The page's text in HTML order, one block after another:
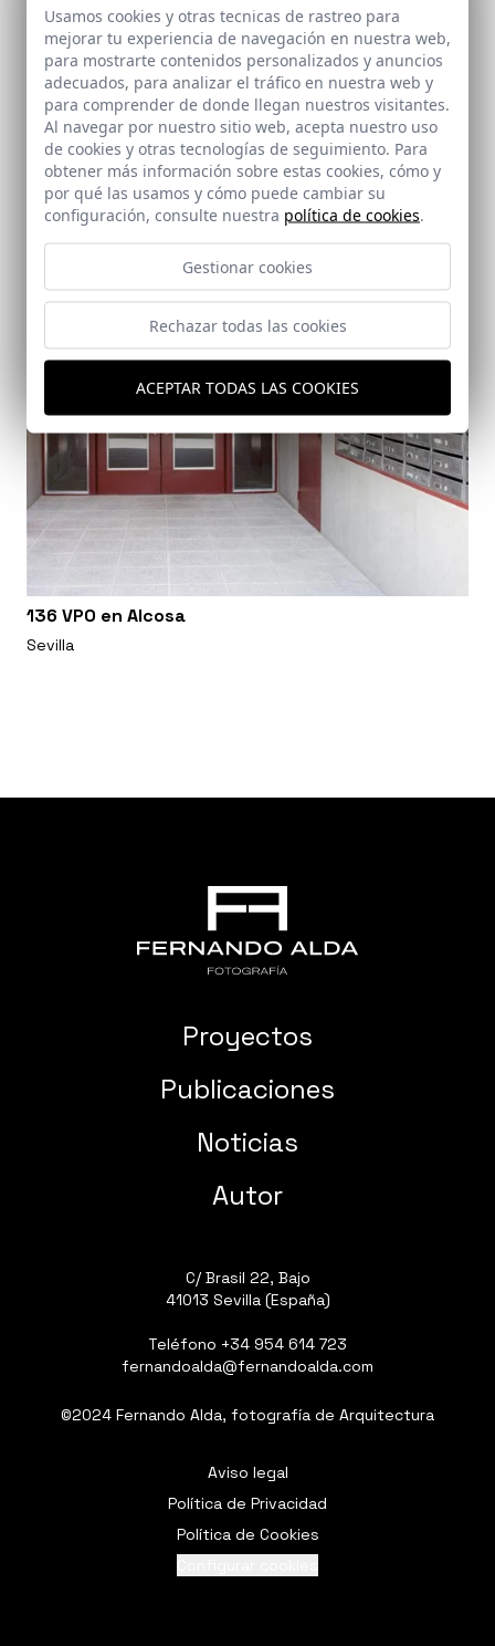
Centro de innovación UCA-SEA de la Universidad
de Cádiz
Algeciras (Cádiz)
136 VPO en Alcosa
Sevilla
Proyectos
Publicaciones
Noticias
Autor
C/ Brasil 22, Bajo
41013 Sevilla (España)
Teléfono +34 954 614 723
fernandoalda@fernandoalda.com
©2024 Fernando Alda, fotografía de Arquitectura
Aviso legal
Política de Privacidad
Política de Cookies
Usamos cookies y otras tecnicas de rastreo para
mejorar tu experiencia de navegación en nuestra web,
para mostrarte contenidos personalizados y anuncios
adecuados, para analizar el tráfico en nuestra web y
para comprender de donde llegan nuestros visitantes.
Al navegar por nuestro sitio web, acepta nuestro uso
de cookies y otras tecnologías de seguimiento. Para
obtener más información sobre estas cookies, cómo y
por qué las usamos y cómo puede cambiar su
configuración, consulte nuestra política de cookies.
Gestionar cookies
Rechazar todas las cookies
ACEPTAR TODAS LAS COOKIES